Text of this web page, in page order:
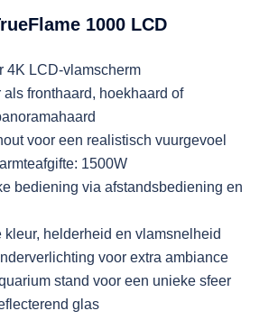
1000 LCD
4K LCD-vlamscherm
als fronthaard, hoekhaard of
voor een realistisch vuurgevoel
1500W
bediening via afstandsbediening en
kleur, helderheid en vlamsnelheid
voor extra ambiance
stand voor een unieke sfeer
glas